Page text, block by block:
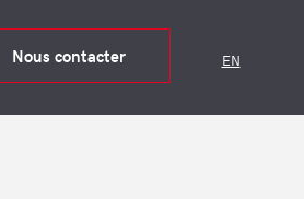
Nous contacter EN